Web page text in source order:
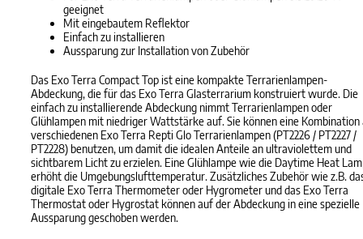
geeignet
Mit eingebautem Reflektor
Einfach zu installieren
Aussparung zur Installation von Zubehör
Das Exo Terra Compact Top ist eine kompakte Terrarienlampen-
Abdeckung, die für das Exo Terra Glasterrarium konstruiert wurde. Die
einfach zu installierende Abdeckung nimmt Terrarienlampen oder
Glühlampen mit niedriger Wattstärke auf. Sie können eine Kombination
verschiedenen Exo Terra Repti Glo Terrarienlampen (PT2226 / PT2227 /
PT2228) benutzen, um damit die idealen Anteile an ultraviolettem und
sichtbarem Licht zu erzielen. Eine Glühlampe wie die Daytime Heat
erhöht die Umgebungslufttemperatur. Zusätzliches Zubehör wie z.B.
digitale Exo Terra Thermometer oder Hygrometer und das Exo Terra
Thermostat oder Hygrostat können auf der Abdeckung in eine spezielle
Aussparung geschoben werden.